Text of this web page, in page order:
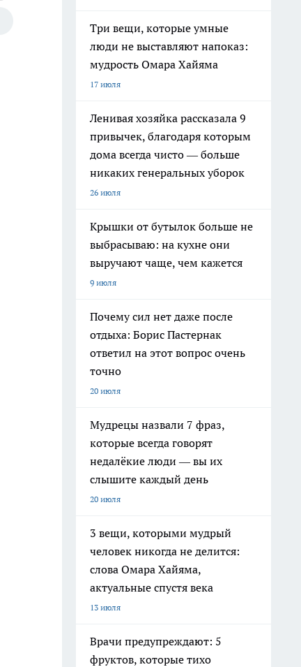
Три вещи, которые умные
люди не выставляют напоказ:
мудрость Омара Хайяма
17 июля
Ленивая хозяйка рассказала 9
привычек, благодаря которым
дома всегда чисто — больше
никаких генеральных уборок
26 июля
Крышки от бутылок больше не
выбрасываю: на кухне они
выручают чаще, чем кажется
9 июля
Почему сил нет даже после
отдыха: Борис Пастернак
ответил на этот вопрос очень
точно
20 июля
Мудрецы назвали 7 фраз,
которые всегда говорят
недалёкие люди — вы их
слышите каждый день
20 июля
3 вещи, которыми мудрый
человек никогда не делится:
слова Омара Хайяма,
актуальные спустя века
13 июля
Врачи предупреждают: 5
фруктов, которые тихо